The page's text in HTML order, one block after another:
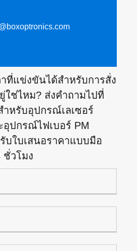
ที่แข่งขันได้สำหรับการสั่ง
ใช่ไหม? ส่งคำถามไปที่
ำหรับอุปกรณ์เลเซอร์
อุปกรณ์ไฟเบอร์ PM
บใบเสนอราคาแบบมือ
ชั่วโมง